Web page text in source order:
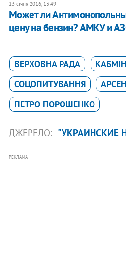
13 січня 2016, 13:49
Может ли
цену на бензин? АМКУ и
ВЕРХОВНА РАДА КАБМІН
СОЦОПИТУВАННЯ
ПЕТРО ПОРОШЕНКО
ДЖЕРЕЛО: "УКРАИНСКИЕ
РЕКЛАМА